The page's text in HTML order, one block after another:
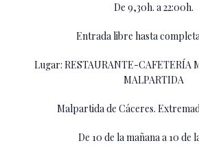
De 9,30h. a 22:00h.
Entrada libre hasta
Lugar: RESTAURANTE-CAFETERÍA
MALPARTIDA
Malpartida de Cáceres.
De 10 de la mañana a 10 de